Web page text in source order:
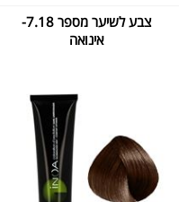
צבע לשיער מספר 7.18-
אינואה